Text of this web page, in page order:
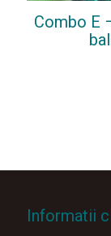
Combo E
Informatii